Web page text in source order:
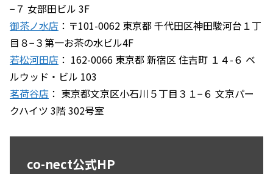
−７ 女部田ビル 3F
御茶ノ水店 ：〒101-0062 東京都 千代田区神田駿河台１丁
目８−３第一お茶の水ビル4F
若松河田店 ： 162-0066 東京都 新宿区 住吉町 １４-６ ベ
ルウッド・ビル 103
茗荷谷店 ： 東京都文京区小石川５丁目３１−６ 文京パー
クハイツ 3階 302号室
co-nect公式HP